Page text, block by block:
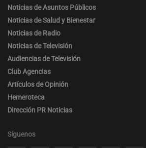
Noticias de Asuntos Públicos
Noticias de Salud y Bienestar
Noticias de Radio
Noticias de Televisión
Audiencias de Televisión
Club Agencias
Artículos de Opinión
Hemeroteca
Dirección PR Noticias
Síguenos